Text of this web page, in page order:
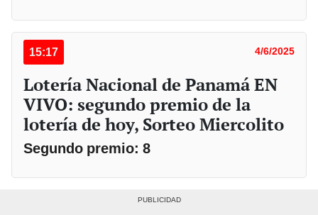
15:17 4/6/2025
Lotería Nacional de Panamá EN
VIVO: segundo premio de la
lotería de hoy, Sorteo Miercolito
Segundo premio: 8